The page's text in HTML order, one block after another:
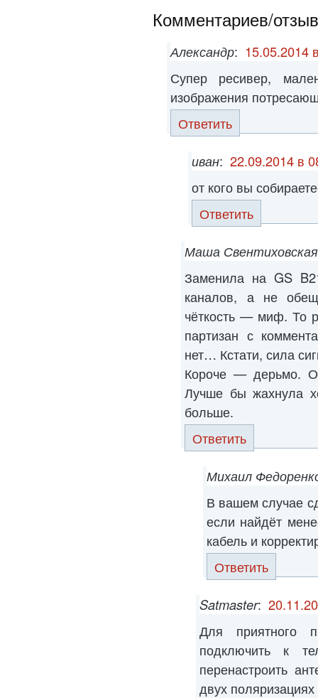
Комментариев/
Александр: 15.05.2014
Супер ресивер,
изображения
Ответить
иван: 22.09.2014 в
от кого вы
Ответить
Маша
Заменила на GS
каналов, а не
чёткость — миф. То
партизан с
нет… Кстати, сила
Короче — дерьмо.
Лучше бы жахнула
больше.
Ответить
Михаил
В вашем случае
если найдёт
кабель и
Ответить
Satmaster:
Для приятного
подключить к
перенастроить
двух